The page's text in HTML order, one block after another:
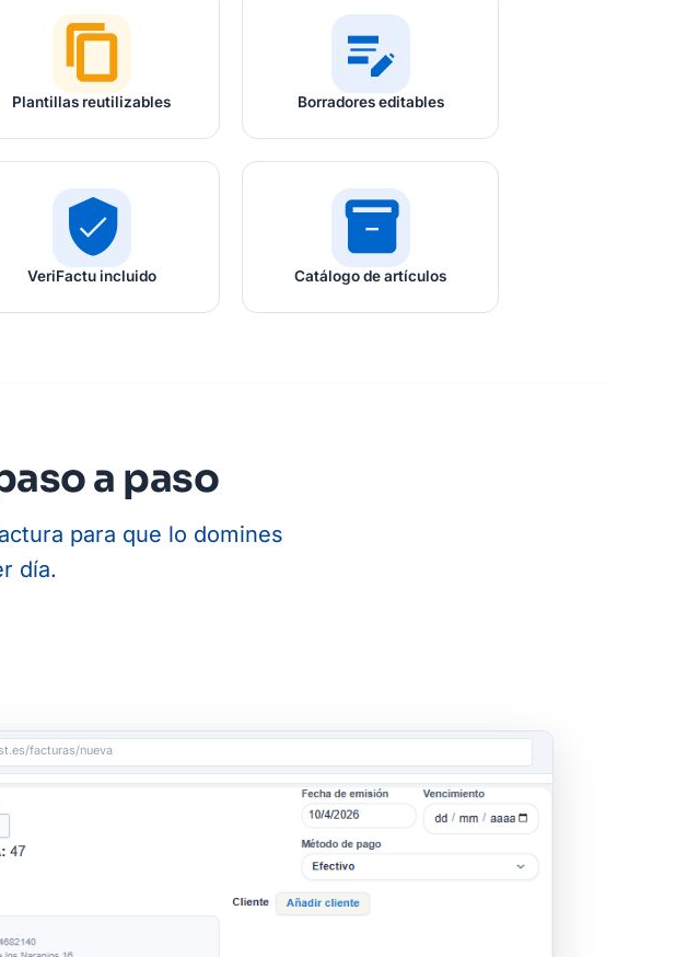
content_copy
Plantillas reutilizables
edit_note
Borradores editables
verified_user
VeriFactu incluido
inventory_2
Catálogo de artículos
a paso
para que lo domines
día.
facturas/nueva